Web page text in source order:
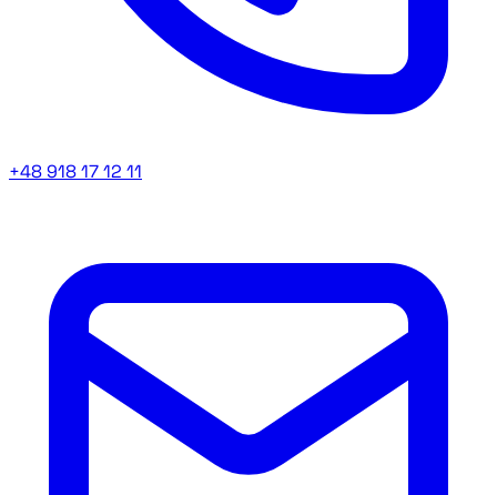
+48 918 17 12 11